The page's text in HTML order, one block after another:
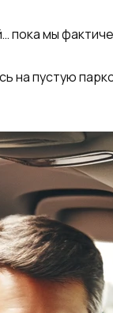
пока мы
пустую